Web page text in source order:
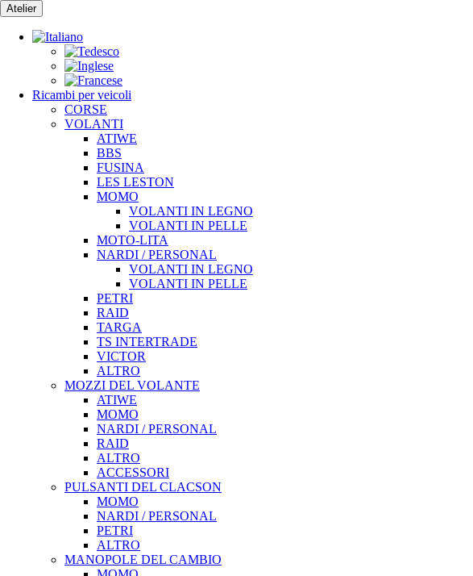
Vai
al
contenuto
Atelier
Ricambi per veicoli
CORSE
VOLANTI
ATIWE
BBS
FUSINA
LES LESTON
MOMO
VOLANTI IN LEGNO
VOLANTI IN PELLE
MOTO-LITA
NARDI / PERSONAL
VOLANTI IN LEGNO
VOLANTI IN PELLE
PETRI
RAID
TARGA
TS INTERTRADE
VICTOR
ALTRO
MOZZI DEL VOLANTE
ATIWE
MOMO
NARDI / PERSONAL
RAID
ALTRO
ACCESSORI
PULSANTI DEL CLACSON
MOMO
NARDI / PERSONAL
PETRI
ALTRO
MANOPOLE DEL CAMBIO